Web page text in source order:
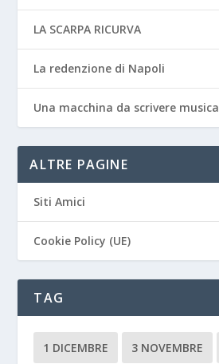
LA SCARPA RICURVA
La redenzione di Napoli
Una macchina da scrivere musica
ALTRE PAGINE
Siti Amici
Cookie Policy (UE)
TAG
1 DICEMBRE 3 NOVEMBRE